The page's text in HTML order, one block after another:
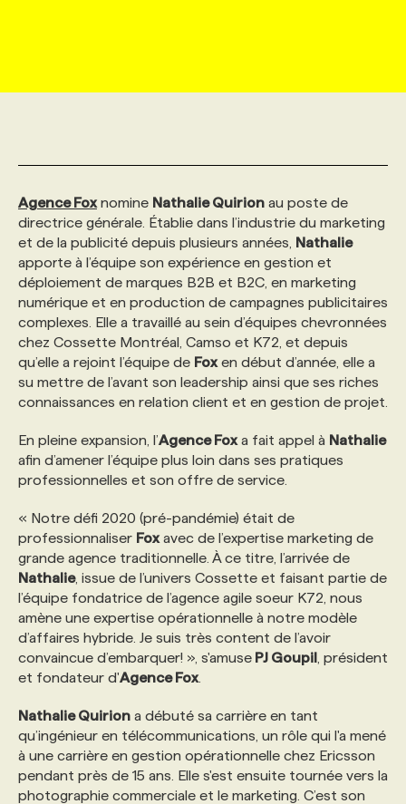
INITIATIVES NUMÉRIQUES
PRIX ET DISTINCTIONS
TENDANCES
MARKETING DURABLE
GEO/SEO
ÉVÉNEMENTIEL
ANNONCEZ AVEC NOUS
PROFIL ENTREPRISE
FAQ
ANNONCEZ AVEC NOUS
PROFIL CANDIDAT
ANNONCEZ AVEC NOUS
NOS PARCOURS DE FORMATIONS
FORMATIONS PERSONNALISÉES
NOS FORMATEUR‧RICES
POURQUOI CHOISIR NOS FORMATIONS
NOS TARIFS
PROGRAMMES DE SUBVENTIONS
ANNONCEZ AVEC NOUS
SERVICE DE CHASSE DE TÊTE
NOS TARIFS
NOS EXPERTISES
FAQ
ANNONCEZ AVEC NOUS
Agence Fox nomine Nathalie Quirion au poste de
directrice générale. Établie dans l’industrie du marketing
et de la publicité depuis plusieurs années, Nathalie
apporte à l’équipe son expérience en gestion et
déploiement de marques B2B et B2C, en marketing
numérique et en production de campagnes publicitaires
complexes. Elle a travaillé au sein d’équipes chevronnées
chez Cossette Montréal, Camso et K72, et depuis
qu’elle a rejoint l’équipe de Fox en début d’année, elle a
su mettre de l’avant son leadership ainsi que ses riches
connaissances en relation client et en gestion de projet.
En pleine expansion, l’Agence Fox a fait appel à Nathalie
afin d’amener l’équipe plus loin dans ses pratiques
professionnelles et son offre de service.
« Notre défi 2020 (pré-pandémie) était de
professionnaliser Fox avec de l’expertise marketing de
grande agence traditionnelle. À ce titre, l’arrivée de
Nathalie, issue de l’univers Cossette et faisant partie de
l’équipe fondatrice de l’agence agile soeur K72, nous
amène une expertise opérationnelle à notre modèle
d’affaires hybride. Je suis très content de l’avoir
convaincue d’embarquer! », s'amuse PJ Goupil , président
et fondateur d'Agence Fox
Nathalie Quirion a débuté sa carrière en tant
qu’ingénieur en télécommunications, un rôle qui l'a mené
à une carrière en gestion opérationnelle chez Ericsson
pendant près de 15 ans. Elle s'est ensuite tournée vers la
photographie commerciale et le marketing. C’est son